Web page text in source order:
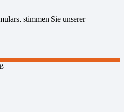
stimmen Sie unserer